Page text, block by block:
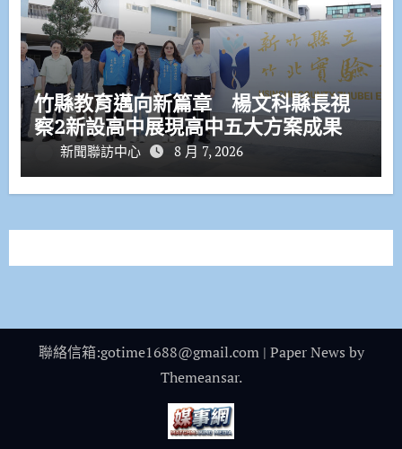
竹縣教育邁向新篇章 楊文科縣長視
察2新設高中展現高中五大方案成果
新聞聯訪中心 8 月 7, 2026
聯絡信箱:gotime1688@gmail.com | Paper News by
Themeansar.